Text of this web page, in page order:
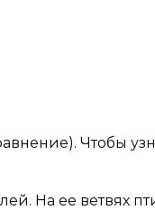
Чтобы
На ее ветвях